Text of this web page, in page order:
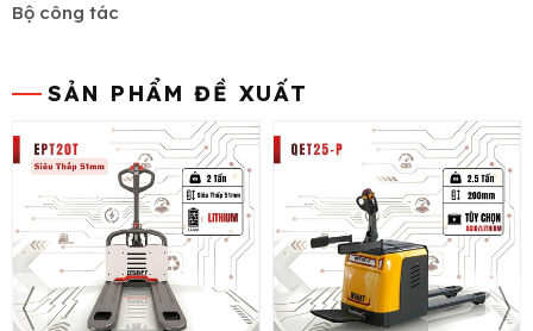
Bộ công tác
SẢN PHẨM ĐỀ XUẤT